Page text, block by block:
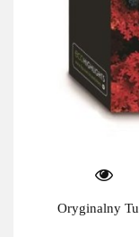
Oryginalny